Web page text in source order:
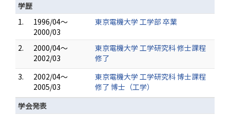
学歴
1.
1996/04～
2000/03
東京電機大学 工学部 卒業
2.
2000/04～
2002/03
東京電機大学 工学研究科 修士課程
修了
3.
2002/04～
2005/03
東京電機大学 工学研究科 博士課程
修了 博士（工学）
学会発表